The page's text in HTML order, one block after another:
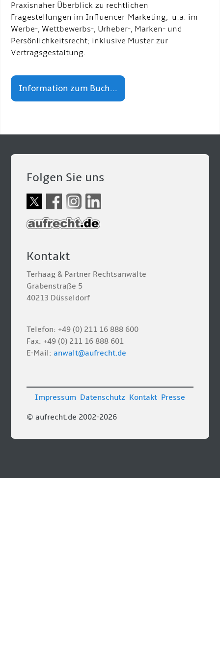
Praxisnaher Überblick zu rechtlichen
Fragestellungen im Influencer-Marketing, u.a. im
Werbe-, Wettbewerbs-, Urheber-, Marken- und
Persönlichkeitsrecht; inklusive Muster zur
Vertragsgestaltung.
Information zum Buch...
Folgen Sie uns
Kontakt
Terhaag & Partner Rechtsanwälte
Grabenstraße 5
40213 Düsseldorf
Telefon: +49 (0) 211 16 888 600
Fax: +49 (0) 211 16 888 601
E-Mail:anwalt@aufrecht.de
© aufrecht.de 2002-2026
Impressum Datenschutz Kontakt Presse